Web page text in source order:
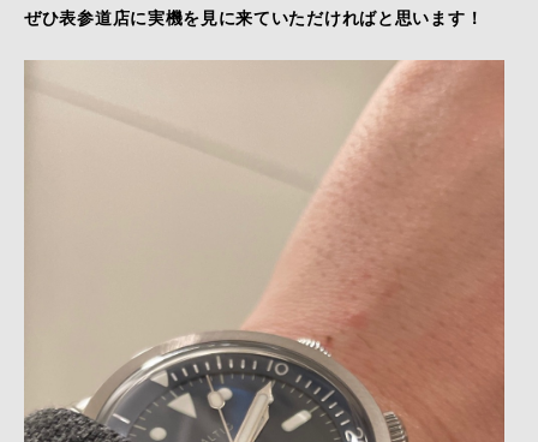
ぜひ表参道店に実機を見に来ていただければと思います！